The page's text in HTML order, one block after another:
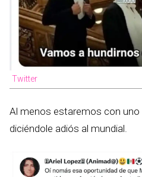
Twitter
Al menos estaremos con uno
diciéndole adiós al mundial.